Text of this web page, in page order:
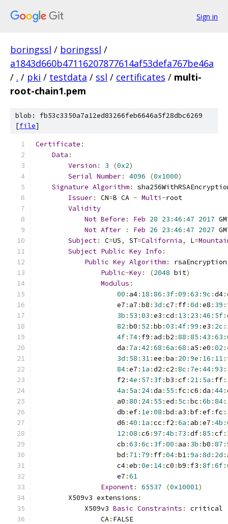
Sign in
boringssl / boringssl /
a1843d660b47116207877614af53defa767be46a
/ . / pki / testdata / ssl / certificates / multi-
root-chain1.pem
blob: fb53c3350a7a12ed83266feb6646a5f28dbc6269
[file]
Certificate :
Data :
Version : 3 (0x2)
Serial Number: 4096 (0x1000)
Signature Algorithm:
Issuer: CN=B CA - Multi -root
Validity
Not Before : Feb 28 23 :46 :47 2017
Not After : Feb 26 23 :46 :47 2027
Subject: C=US, ST=California, L=
Subject Public Key Info :
Public Key Algorithm:
rsaEncryption
Public-Key: (2048 bit)
Modulus :
00 : a4: 18 :86 : 3f:09 :63 :9c :d4:
                    e7
: a7 :b8 : 3d :c7 : ff:0d :e8 : 39 :
3b : 53 :03 :e3 :cd : 13 : 23 :46 : 5f:
82 :b0 : 52 :bb :03 :4f:99 :e3 : 2c :
4f: 74: f9 : ad :b2 :88 :85 :43 :63 :
                    da
: 7a :42 :68 :6a :68 : a5 :e0 :02 :
3d : 58 : 31:ee :ba : 20 :9e : 16 : 11:
84:e7 : 1a :d2 :c2 :8c : 7e :44:93 :
                    f2
:4e : 57 : 3f:b3 :cf: 21: 5a : ff:
4a : 5a : 24:da : 55 : fc :c6 :da :44:
                    a0
:80 : 24: 55 :ed : 5c :bc :6b :84:
                    db
:ef: 1e :08 :bd : a3 :bf:ef: fc :
                    d6
:40 : 1a :cc : f2 :6a : ab :e7 :4b :
12 :08 :c6 :97 :4b : 73 :df:85 :cf:
                    cb
:63 :6c : 3f:00 : aa : 3b :b0 :87 :
                    bd
: 71: 79 : ff:04:b1:9a :8d : 2d :
                    c4
:eb :0e : 14:c0 :b9 : f3 :8f:6f:
                    e7
:61
Exponent: 65537 (0x10001)
        X509v3 extensions
:
            X509v3
Basic Constraints :
critical
                CA
: FALSE